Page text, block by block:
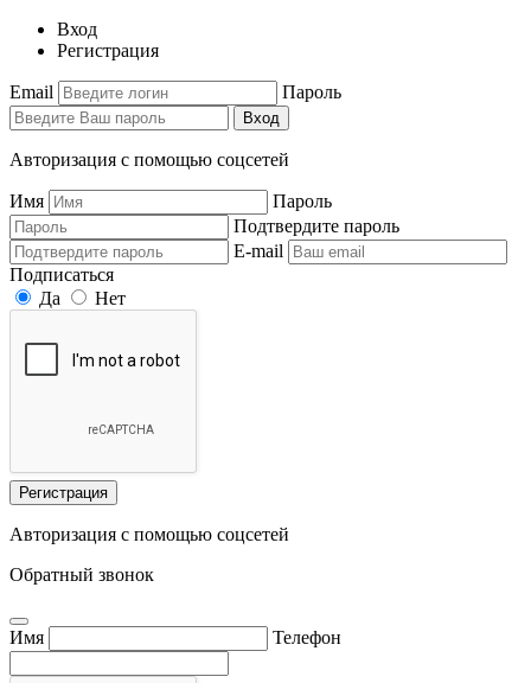
Вход
Регистрация
Email Пароль
Вход
Авторизация с помощью соцсетей
Имя
Пароль
Подтвердите пароль
E-mail
Подписаться
Да
Нет
Регистрация
Авторизация с помощью соцсетей
Обратный звонок
Имя Телефон